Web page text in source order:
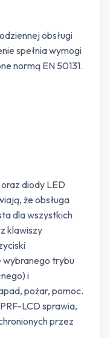
obsługi
spełnia wymogi
normą EN 50131.
diody LED
że obsługa
dla wszystkich
klawiszy
wybranego trybu
i
pożar, pomoc.
LCD sprawia,
przez